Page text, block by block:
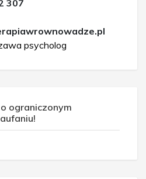
307
psycholog
ograniczonym